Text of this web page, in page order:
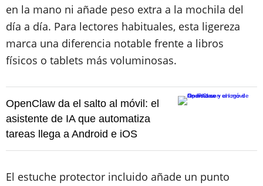
en la mano ni añade peso extra a la mochila del
día a día. Para lectores habituales, esta ligereza
marca una diferencia notable frente a libros
físicos o tablets más voluminosas.
OpenClaw da el salto al móvil: el
asistente de IA que automatiza
tareas llega a Android e iOS
El estuche protector incluido añade un punto